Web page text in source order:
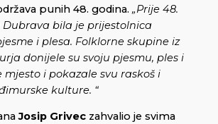
punih 48. godina. „Prije 48.
bila je prijestolnica
i plesa. Folklorne skupine iz
donijele su svoju pjesmu, ples i
mjesto i pokazale svu raskoš i
kulture. “
Josip Grivec zahvalio je svima